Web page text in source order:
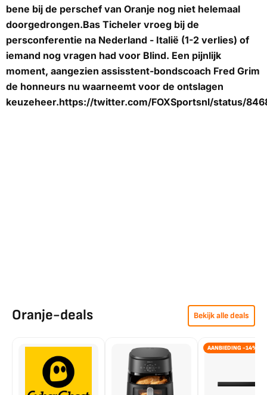
bene bij de perschef van Oranje nog niet helemaal
doorgedrongen.Bas Ticheler vroeg bij de
persconferentie na Nederland - Italië (1-2 verlies) of
iemand nog vragen had voor Blind. Een pijnlijk
moment, aangezien assisstent-bondscoach Fred Grim
de honneurs nu waarneemt voor de ontslagen
keuzeheer.https://twitter.com/FOXSportsnl/status/
Oranje-deals Bekijk alle deals
AANBIEDING -14%